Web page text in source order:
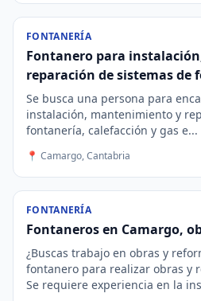
FONTANERÍA
Fontanero para
reparación de sistemas de
Se busca una persona para
instalación, mantenimiento y
fontanería, calefacción y gas e...
📍 Camargo, Cantabria
FONTANERÍA
Fontaneros en Camargo,
¿Buscas trabajo en obras y
fontanero para realizar obras y
Se requiere experiencia en la